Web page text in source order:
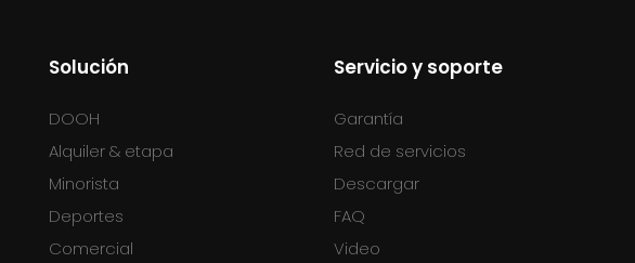
Solución
DOOH
Alquiler & etapa
Minorista
Deportes
Comercial
Servicio y soporte
Garantía
Red de servicios
Descargar
FAQ
Video